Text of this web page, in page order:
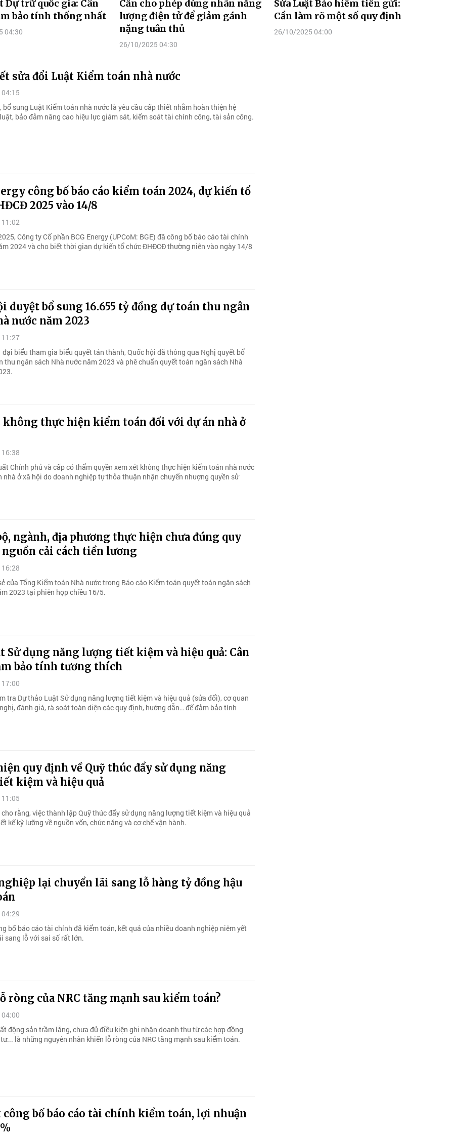
Dự trữ quốc gia: Cân
bảo tính thống nhất
04:30
Cần cho phép dùng nhãn năng
lượng điện tử để giảm gánh
nặng tuân thủ
26/10/2025 04:30
Sửa Luật Bảo hiểm tiền gửi:
Cần làm rõ một số quy định
26/10/2025 04:00
sửa đổi Luật Kiểm toán nhà nước
bổ sung Luật Kiểm toán nhà nước là yêu cầu cấp thiết nhằm hoàn thiện hệ
bảo đảm nâng cao hiệu lực giám sát, kiểm soát tài chính công, tài sản công.
công bố báo cáo kiểm toán 2024, dự kiến tổ
2025 vào 14/8
Công ty Cổ phần BCG Energy (UPCoM: BGE) đã công bố báo cáo tài chính
2024 và cho biết thời gian dự kiến tổ chức ĐHĐCĐ thường niên vào ngày 14/8
duyệt bổ sung 16.655 tỷ đồng dự toán thu ngân
nước năm 2023
biểu tham gia biểu quyết tán thành, Quốc hội đã thông qua Nghị quyết bổ
thu ngân sách Nhà nước năm 2023 và phê chuẩn quyết toán ngân sách Nhà
không thực hiện kiểm toán đối với dự án nhà ở
Chính phủ và cấp có thẩm quyền xem xét không thực hiện kiểm toán nhà nước
nhà ở xã hội do doanh nghiệp tự thỏa thuận nhận chuyển nhượng quyền sử
ngành, địa phương thực hiện chưa đúng quy
cải cách tiền lương
của Tổng Kiểm toán Nhà nước trong Báo cáo Kiểm toán quyết toán ngân sách
2023 tại phiên họp chiều 16/5.
Sử dụng năng lượng tiết kiệm và hiệu quả: Cân
bảo tính tương thích
tra Dự thảo Luật Sử dụng năng lượng tiết kiệm và hiệu quả (sửa đổi), cơ quan
đánh giá, rà soát toàn diện các quy định, hướng dẫn… để đảm bảo tính
quy định về Quỹ thúc đẩy sử dụng năng
kiệm và hiệu quả
rằng, việc thành lập Quỹ thúc đẩy sử dụng năng lượng tiết kiệm và hiệu quả
kế kỹ lưỡng về nguồn vốn, chức năng và cơ chế vận hành.
lại chuyển lãi sang lỗ hàng tỷ đồng hậu
bố báo cáo tài chính đã kiểm toán, kết quả của nhiều doanh nghiệp niêm yết
sang lỗ với sai số rất lớn.
ròng của NRC tăng mạnh sau kiểm toán?
động sản trầm lắng, chưa đủ điều kiện ghi nhận doanh thu từ các hợp đồng
là những nguyên nhân khiến lỗ ròng của NRC tăng mạnh sau kiểm toán.
công bố báo cáo tài chính kiểm toán, lợi nhuận